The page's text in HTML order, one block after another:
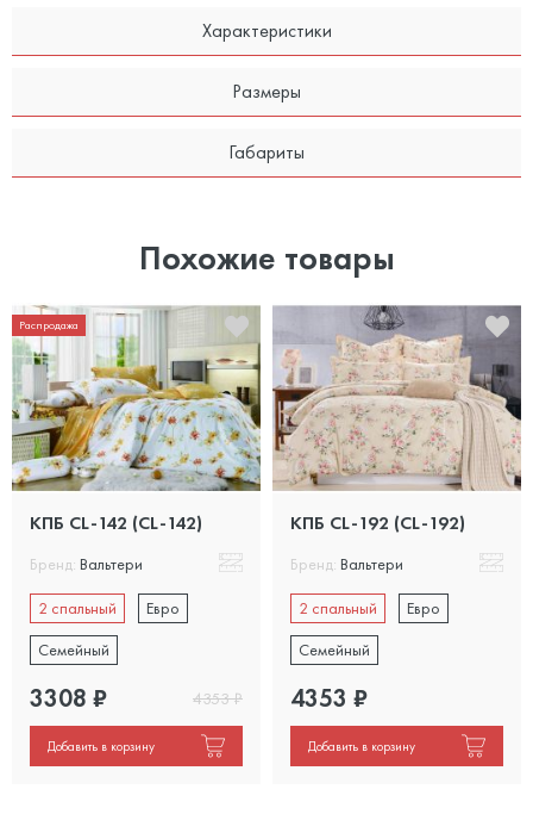
Характеристики
Размеры
Габариты
Похожие товары
Распродажа
КПБ CL-142 (CL-142)
Бренд: Вальтери
2 спальный
Евро
Семейный
3308 ₽ 4353₽
Добавить в корзину
КПБ CL-192 (CL-192)
Бренд: Вальтери
2 спальный
Евро
Семейный
4353 ₽
Добавить в корзину